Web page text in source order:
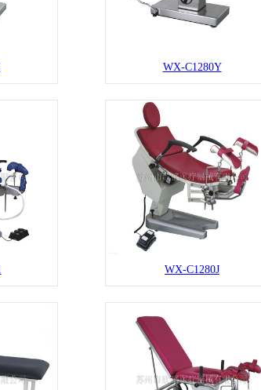
WX-C1280Y
WX-C1280J